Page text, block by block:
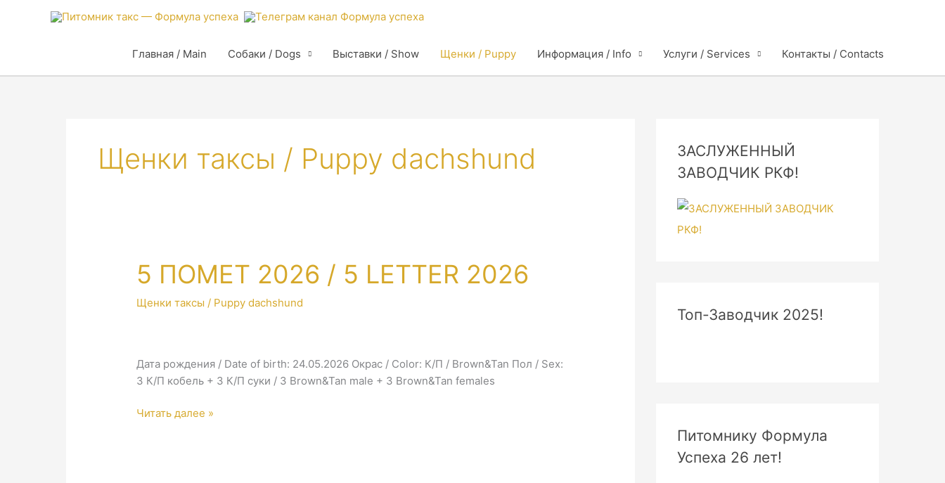
Главная / Main Собаки / Dogs Выставки / Show Щенки / Puppy Информация / Info Услуги / Services Контакты / Contacts
Щенки таксы / Puppy dachshund
5 ПОМЕТ 2026 / 5 LETTER 2026
Щенки таксы / Puppy dachshund
Дата рождения / Date of birth: 24.05.2026 Окрас / Color: К/П / Brown&Tan Пол / Sex:
3 К/П кобель + 3 К/П суки / 3 Brown&Tan male + 3 Brown&Tan females
5
Читать далее »
ЗАСЛУЖЕННЫЙ
ЗАВОДЧИК РКФ!
Топ-Заводчик 2025!
Питомнику Формула
Успеха 26 лет!